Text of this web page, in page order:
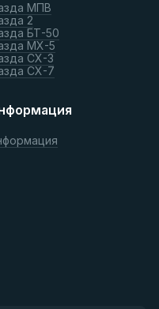
МПВ
2
БТ-50
МХ-5
СХ-3
СХ-7